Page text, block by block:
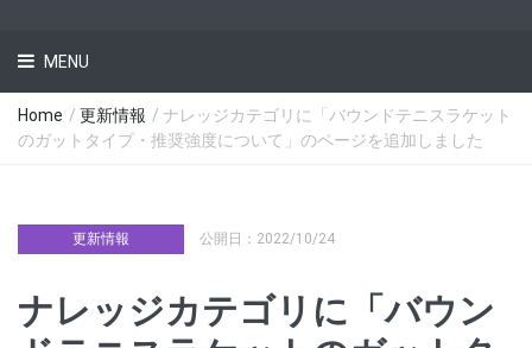
MENU
Home / 更新情報 / ナレッジカテゴリに「バウンドテニスラケット
のガットタイプ・推奨強度について」のページを追加しました
更新情報 公開日：2022/10/24
ナレッジカテゴリに「バウン